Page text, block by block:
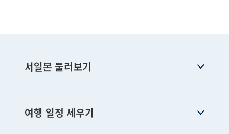
서일본 둘러보기
여행 일정 세우기